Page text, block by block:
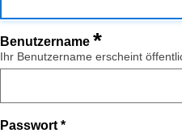
Benutzername *
Ihr Benutzername erscheint
Passwort *